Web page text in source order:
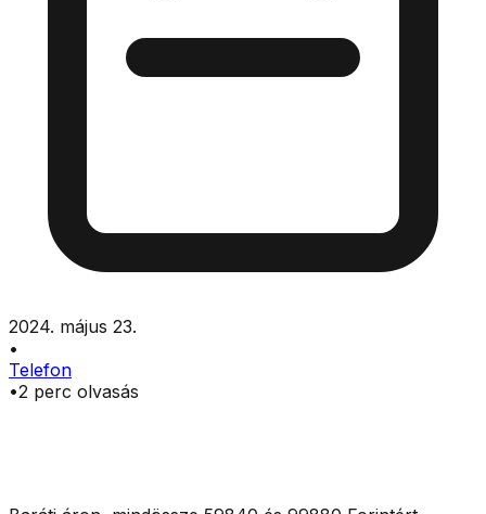
2024. május 23.
•
Telefon
•2 perc olvasás